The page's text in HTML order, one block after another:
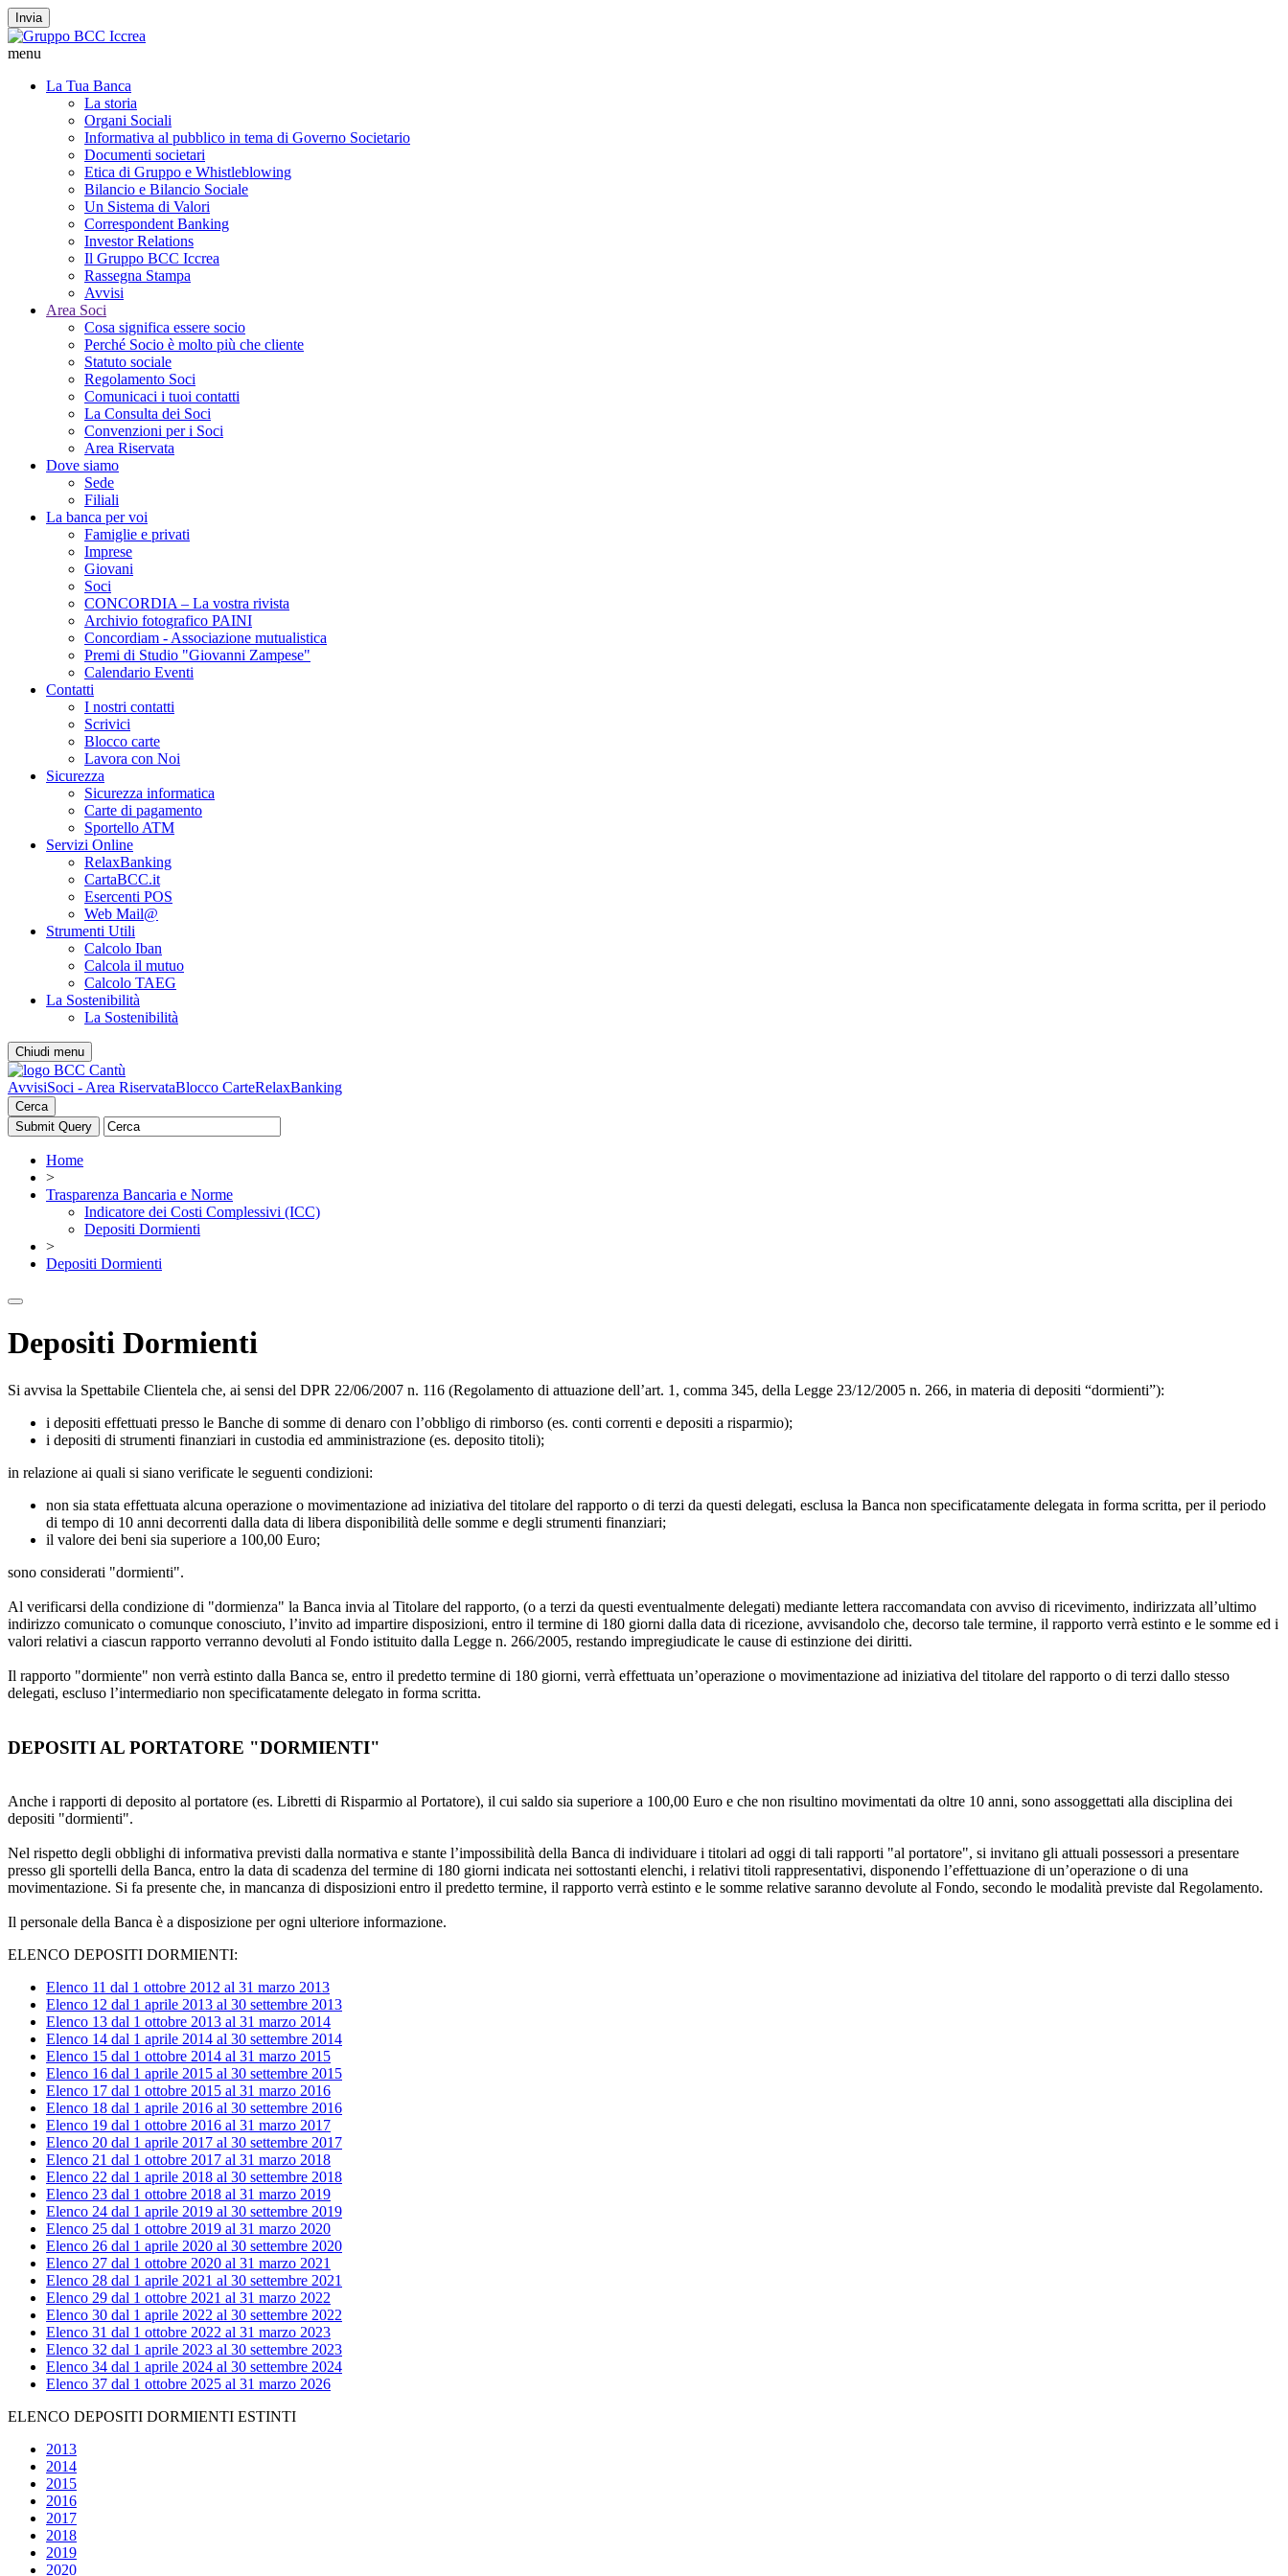
Invia
menu
La Tua Banca
La storia
Organi Sociali
Informativa al pubblico in tema di Governo Societario
Documenti societari
Etica di Gruppo e Whistleblowing
Bilancio e Bilancio Sociale
Un Sistema di Valori
Correspondent Banking
Investor Relations
Il Gruppo BCC Iccrea
Rassegna Stampa
Avvisi
Area Soci
Cosa significa essere socio
Perché Socio è molto più che cliente
Statuto sociale
Regolamento Soci
Comunicaci i tuoi contatti
La Consulta dei Soci
Convenzioni per i Soci
Area Riservata
Dove siamo
Sede
Filiali
La banca per voi
Famiglie e privati
Imprese
Giovani
Soci
CONCORDIA – La vostra rivista
Archivio fotografico PAINI
Concordiam - Associazione mutualistica
Premi di Studio "Giovanni Zampese"
Calendario Eventi
Contatti
I nostri contatti
Scrivici
Blocco carte
Lavora con Noi
Sicurezza
Sicurezza informatica
Carte di pagamento
Sportello ATM
Servizi Online
RelaxBanking
CartaBCC.it
Esercenti POS
Web Mail@
Strumenti Utili
Calcolo Iban
Calcola il mutuo
Calcolo TAEG
La Sostenibilità
La Sostenibilità
Chiudi menu
AvvisiSoci - Area RiservataBlocco CarteRelaxBanking
Cerca
Home
>
Trasparenza Bancaria e Norme
Indicatore dei Costi Complessivi (ICC)
Depositi Dormienti
>
Depositi Dormienti
Depositi Dormienti
Si avvisa la Spettabile Clientela che, ai sensi del DPR 22/06/2007 n. 116 (Regolamento di attuazione dell’art. 1, comma 345, della Legge 23/12/2005 n. 266, in materia di depositi “dormienti”):
i depositi effettuati presso le Banche di somme di denaro con l’obbligo di rimborso (es. conti correnti e depositi a risparmio);
i depositi di strumenti finanziari in custodia ed amministrazione (es. deposito titoli);
in relazione ai quali si siano verificate le seguenti condizioni:
non sia stata effettuata alcuna operazione o movimentazione ad iniziativa del titolare del rapporto o di terzi da questi delegati, esclusa la Banca non specificatamente delegata in forma scritta, per il periodo
di tempo di 10 anni decorrenti dalla data di libera disponibilità delle somme e degli strumenti finanziari;
il valore dei beni sia superiore a 100,00 Euro;
sono considerati "dormienti".
Al verificarsi della condizione di "dormienza" la Banca invia al Titolare del rapporto, (o a terzi da questi eventualmente delegati) mediante lettera raccomandata con avviso di ricevimento, indirizzata all’ultimo
indirizzo comunicato o comunque conosciuto, l’invito ad impartire disposizioni, entro il termine di 180 giorni dalla data di ricezione, avvisandolo che, decorso tale termine, il rapporto verrà estinto e le somme ed i
valori relativi a ciascun rapporto verranno devoluti al Fondo istituito dalla Legge n. 266/2005, restando impregiudicate le cause di estinzione dei diritti.
Il rapporto "dormiente" non verrà estinto dalla Banca se, entro il predetto termine di 180 giorni, verrà effettuata un’operazione o movimentazione ad iniziativa del titolare del rapporto o di terzi dallo stesso
delegati, escluso l’intermediario non specificatamente delegato in forma scritta.
DEPOSITI AL PORTATORE "DORMIENTI"
Anche i rapporti di deposito al portatore (es. Libretti di Risparmio al Portatore), il cui saldo sia superiore a 100,00 Euro e che non risultino movimentati da oltre 10 anni, sono assoggettati alla disciplina dei
depositi "dormienti".
Nel rispetto degli obblighi di informativa previsti dalla normativa e stante l’impossibilità della Banca di individuare i titolari ad oggi di tali rapporti "al portatore", si invitano gli attuali possessori a presentare
presso gli sportelli della Banca, entro la data di scadenza del termine di 180 giorni indicata nei sottostanti elenchi, i relativi titoli rappresentativi, disponendo l’effettuazione di un’operazione o di una
movimentazione. Si fa presente che, in mancanza di disposizioni entro il predetto termine, il rapporto verrà estinto e le somme relative saranno devolute al Fondo, secondo le modalità previste dal Regolamento.
Il personale della Banca è a disposizione per ogni ulteriore informazione.
ELENCO DEPOSITI DORMIENTI:
Elenco 11 dal 1 ottobre 2012 al 31 marzo 2013
Elenco 12 dal 1 aprile 2013 al 30 settembre 2013
Elenco 13 dal 1 ottobre 2013 al 31 marzo 2014
Elenco 14 dal 1 aprile 2014 al 30 settembre 2014
Elenco 15 dal 1 ottobre 2014 al 31 marzo 2015
Elenco 16 dal 1 aprile 2015 al 30 settembre 2015
Elenco 17 dal 1 ottobre 2015 al 31 marzo 2016
Elenco 18 dal 1 aprile 2016 al 30 settembre 2016
Elenco 19 dal 1 ottobre 2016 al 31 marzo 2017
Elenco 20 dal 1 aprile 2017 al 30 settembre 2017
Elenco 21 dal 1 ottobre 2017 al 31 marzo 2018
Elenco 22 dal 1 aprile 2018 al 30 settembre 2018
Elenco 23 dal 1 ottobre 2018 al 31 marzo 2019
Elenco 24 dal 1 aprile 2019 al 30 settembre 2019
Elenco 25 dal 1 ottobre 2019 al 31 marzo 2020
Elenco 26 dal 1 aprile 2020 al 30 settembre 2020
Elenco 27 dal 1 ottobre 2020 al 31 marzo 2021
Elenco 28 dal 1 aprile 2021 al 30 settembre 2021
Elenco 29 dal 1 ottobre 2021 al 31 marzo 2022
Elenco 30 dal 1 aprile 2022 al 30 settembre 2022
Elenco 31 dal 1 ottobre 2022 al 31 marzo 2023
Elenco 32 dal 1 aprile 2023 al 30 settembre 2023
Elenco 34 dal 1 aprile 2024 al 30 settembre 2024
Elenco 37 dal 1 ottobre 2025 al 31 marzo 2026
ELENCO DEPOSITI DORMIENTI ESTINTI
2013
2014
2015
2016
2017
2018
2019
2020